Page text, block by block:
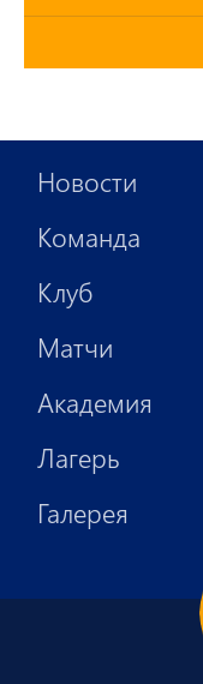
Новости
Команда
Клуб
Матчи
Академия
Лагерь
Галерея